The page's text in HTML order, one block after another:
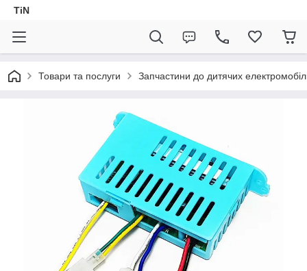
TiN
Товари та послуги Запчастини до дитячих